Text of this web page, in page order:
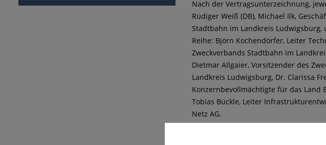
Nach der Vertragsunterzeichnung,
Rüdiger Weiß (DB), Michael Ilk,
Stadtbahn im Landkreis Ludwigsburg,
Reihe: Björn Kochendörfer, Leiter
Zweckverbands Stadtbahn im
Dietmar Allgaier, Vorsitzender des
Landkreis Ludwigsburg, Dr. Clarissa
Konzernbevollmächtigte für das Land
Tobias Bückle, Leiter
Netz AG.
Der Landkreis Ludwigsburg sowie